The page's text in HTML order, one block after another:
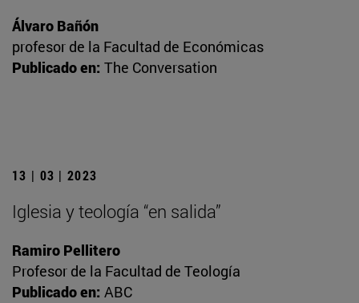
Álvaro Bañón
profesor de la Facultad de Económicas
Publicado en: The Conversation
13 | 03 | 2023
Iglesia y teología “en salida”
Ramiro Pellitero
Profesor de la Facultad de Teología
Publicado en: ABC